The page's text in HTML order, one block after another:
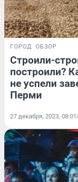
ГОРОД ОБЗОР
Строили-
построили?
не успели
Перми
27 декабря, 2023, 08:01